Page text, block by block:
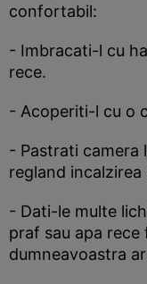
confortabil:
- Imbracati-l cu
rece.
- Acoperiti-l cu o
- Pastrati camera
regland
- Dati-le multe
praf sau apa
dumneavoastra